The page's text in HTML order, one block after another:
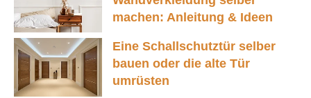
machen: Anleitung & Ideen
Eine Schallschutztür selber
bauen oder die alte Tür
umrüsten